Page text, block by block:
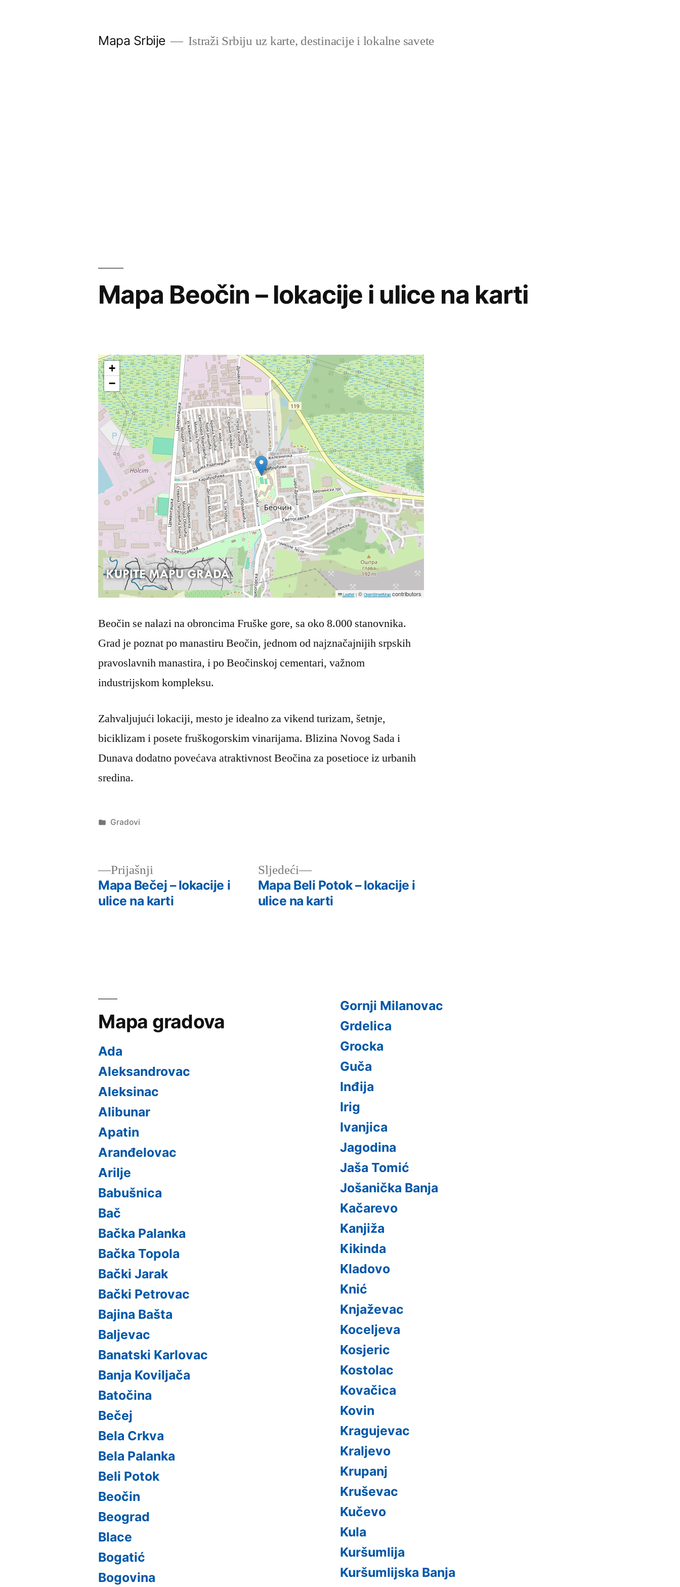
Mapa Srbije Istraži Srbiju uz karte, destinacije i lokalne savete
Mapa Beočin – lokacije i ulice na karti
+
−
Leaflet | ©OpenStreetMapcontributors
Beočin se nalazi na obroncima Fruške gore, sa oko 8.000 stanovnika.
Grad je poznat po manastiru Beočin, jednom od najznačajnijih srpskih
pravoslavnih manastira, i po Beočinskoj cementari, važnom
industrijskom kompleksu.
Zahvaljujući lokaciji, mesto je idealno za vikend turizam, šetnje,
biciklizam i posete fruškogorskim vinarijama. Blizina Novog Sada i
Dunava dodatno povećava atraktivnost Beočina za posetioce iz urbanih
sredina.
Објављено
Gradovi
Кретање
PrijašnjiПретходни
чланак:
Mapa Bečej – lokacije i
ulice na karti
Sljedeći
Следећи
чланак:
Mapa Beli Potok – lokacije i
ulice na karti
Mapa gradova
Ada
Aleksandrovac
Aleksinac
Alibunar
Apatin
Aranđelovac
Arilje
Babušnica
Bač
Bačka Palanka
Bačka Topola
Bački Jarak
Bački Petrovac
Bajina Bašta
Baljevac
Banatski Karlovac
Banja Koviljača
Batočina
Bečej
Bela Crkva
Bela Palanka
Beli Potok
Beočin
Beograd
Blace
Bogatić
Bogovina
Gornji Milanovac
Grdelica
Grocka
Guča
Inđija
Irig
Ivanjica
Jagodina
Jaša Tomić
Jošanička Banja
Kačarevo
Kanjiža
Kikinda
Kladovo
Knić
Knjaževac
Koceljeva
Kosjeric
Kostolac
Kovačica
Kovin
Kragujevac
Kraljevo
Krupanj
Kruševac
Kučevo
Kula
Kuršumlija
Kuršumlijska Banja